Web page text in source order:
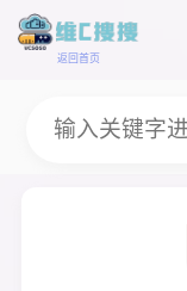
返回首页